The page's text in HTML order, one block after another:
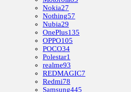
Nokia27
Nothing57
Nubia29
OnePlus135
OPPO105
POCO34
Polestar1
realme93
REDMAGIC7
Redmi78
Samsung445